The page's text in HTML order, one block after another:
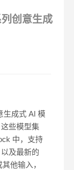
创意生成
生成式 AI 模
些模型集
中，支持
及最新的
他输入，